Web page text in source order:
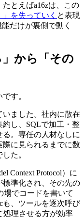
とえばa16zは、この
」を失っていく と表現
だけが裏側で動く
から「その
す。
ました。社内に散在
し、SQLで加工・整
。専任の人材なしに
に見られるまでに数
た。
Context Protocol）に
標準化され、その先の
場でコードを書いて
も、ツールを逐次呼び
処理させる方が効率